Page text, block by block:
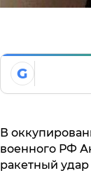
G
В
военного РФ
ракетный